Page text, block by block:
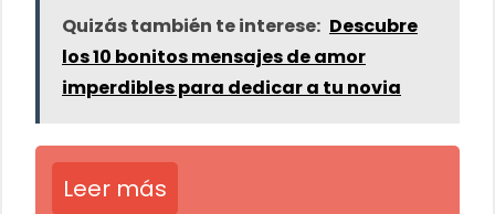
Quizás también te interese: Descubre
los 10 bonitos mensajes de amor
imperdibles para dedicar a tu novia
Leer más